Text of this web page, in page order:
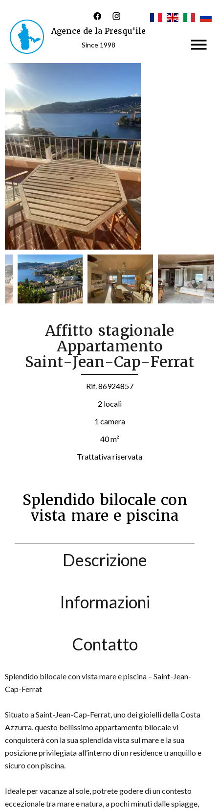
Agence de la Presqu'ile
Since 1998
Affitto stagionale
Appartamento
Saint-Jean-Cap-Ferrat
Rif. 86924857
2 locali
1 camera
40 m²
Trattativa riservata
Splendido bilocale con
vista mare e piscina
Descrizione
Informazioni
Contatto
Splendido bilocale con vista mare e piscina – Saint-Jean-
Cap-Ferrat
Situato a Saint-Jean-Cap-Ferrat, uno dei gioielli della Costa
Azzurra, questo bellissimo appartamento bilocale vi
conquisterà con la sua splendida vista sul mare e la sua
posizione privilegiata all’interno di un residence tranquillo e
sicuro con piscina.
Ideale per vacanze al sole, potrete godere di un contesto
eccezionale tra mare e natura, a pochi minuti dalle spiagge,